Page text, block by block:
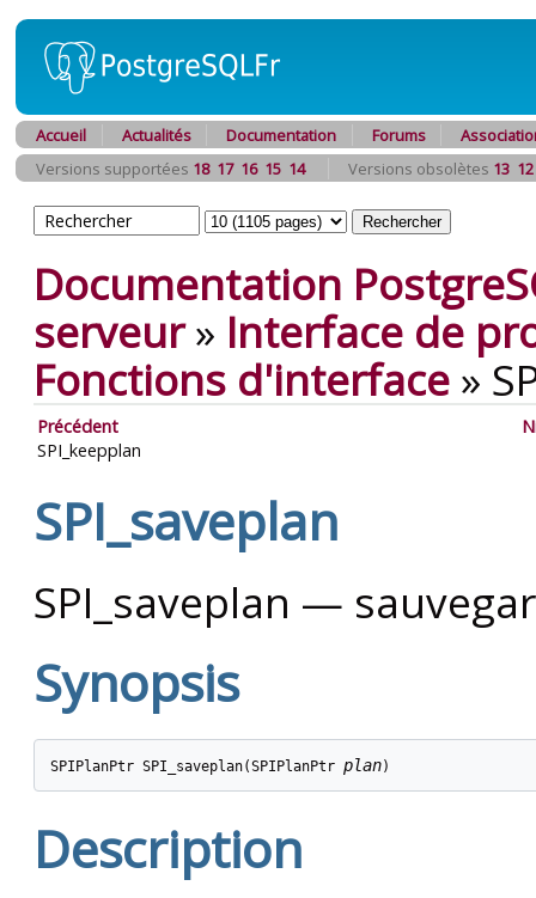
Accueil Actualités Documentation Forums
Versions supportées 18 17 16 15 14 Versions obsolètes 13 12
Documentation
serveur» Interface de
Fonctions d'interface »
Précédent
SPI_keepplan
SPI_saveplan
SPI_saveplan —
Synopsis
SPIPlanPtr SPI_saveplan(SPIPlanPtr plan)
Description